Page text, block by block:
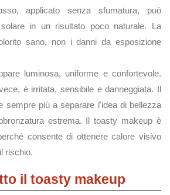
applicato senza sfumatura, può
in un risultato poco naturale. La
sano, non i danni da esposizione
luminosa, uniforme e confortevole.
è irritata, sensibile e danneggiata. Il
sempre più a separare l'idea di bellezza
estrema. Il toasty makeup è
consente di ottenere calore visivo
rischio.
il toasty makeup